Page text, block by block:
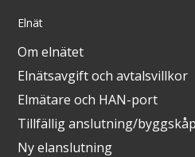
Elnät
Om elnätet
Elnätsavgift och avtalsvillkor
Elmätare och HAN-port
Tillfällig anslutning/byggskåp
Ny elanslutning